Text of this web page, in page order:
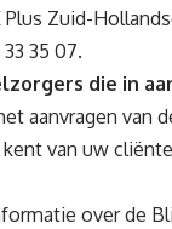
Zuid-
die in
aanvragen van
van uw
over de